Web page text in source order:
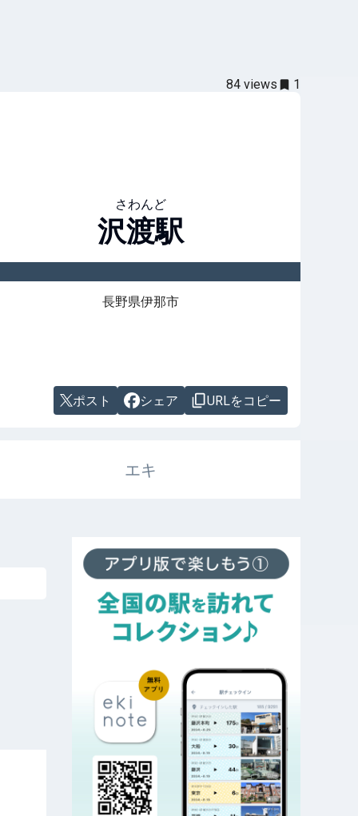
84 views 1
さわんど
沢渡駅
長野県伊那市
ポスト シェア URLをコピー
エキ